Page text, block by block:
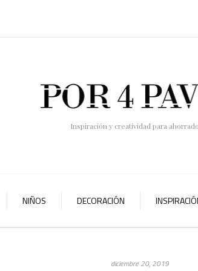
Inspiración y creatividad para
NIÑOS DECORACIÓN
diciembre 20, 2019